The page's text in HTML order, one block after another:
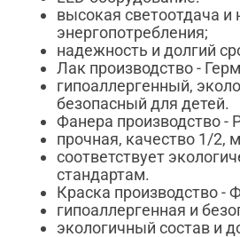
высокая светоотдача и
энергопотребления;
надежность и долгий
Лак производство -
гипоаллергенный,
безопасный для детей.
Фанера производство -
прочная, качество 1/2,
соответствует
стандартам.
Краска производство -
гипоаллергенная и
экологичный состав и